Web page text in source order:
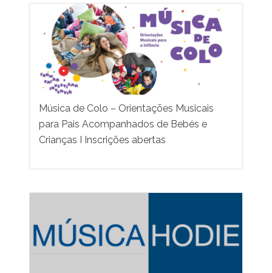
Música de Colo – Orientações Musicais
para Pais Acompanhados de Bebés e
Crianças I Inscrições abertas